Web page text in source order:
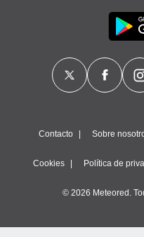
Contacto Sobre
Cookies Política de
© 2026 Meteored.